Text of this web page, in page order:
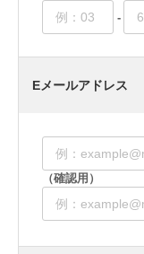
-
Eメールアドレス
（確認用）